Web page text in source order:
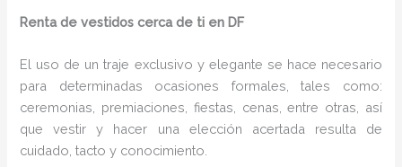
Renta de vestidos cerca de ti en DF
El uso de un traje exclusivo y elegante se hace necesario
para determinadas ocasiones formales, tales como:
ceremonias, premiaciones, fiestas, cenas, entre otras, así
que vestir y hacer una elección acertada resulta de
cuidado, tacto y conocimiento.